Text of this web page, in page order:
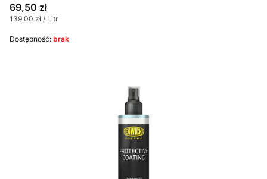
Cena
69,50 zł
Cena jednostkowa
139,00 zł / Litr
Dostępność: brak